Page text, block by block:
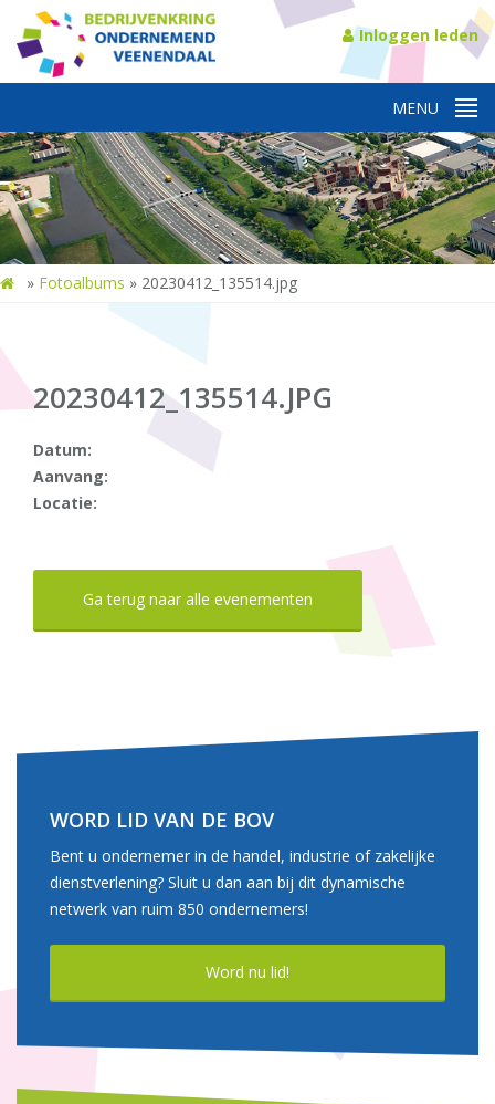
Inloggen leden
» Fotoalbums » 20230412_135514.jpg
20230412_135514.JPG
Datum:
Aanvang:
Locatie:
Ga terug naar alle evenementen
WORD LID VAN DE BOV
Bent u ondernemer in de handel, industrie of zakelijke
dienstverlening? Sluit u dan aan bij dit dynamische
netwerk van ruim 850 ondernemers!
Word nu lid!